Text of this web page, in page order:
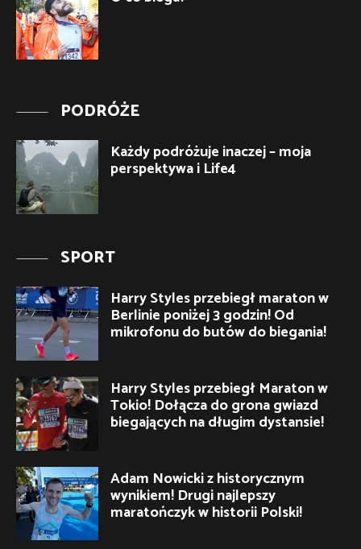
PODRÓŻE
Każdy podróżuje inaczej – moja
perspektywa i Life4
SPORT
Harry Styles przebiegł maraton w
Berlinie poniżej 3 godzin! Od
mikrofonu do butów do biegania!
Harry Styles przebiegł Maraton w
Tokio! Dołącza do grona gwiazd
biegających na długim dystansie!
Adam Nowicki z historycznym
wynikiem! Drugi najlepszy
maratończyk w historii Polski!